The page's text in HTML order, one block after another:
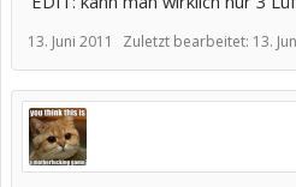
13. Juni 2011 Zuletzt bearbeitet: 13.